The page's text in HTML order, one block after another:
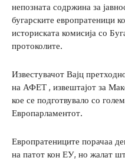
непозната содржина за
бугарските европратеници
историската комисија со
протоколите.
Известувачот Вајц
на АФЕТ , извештајот за
кое се подготвувало со
Европарламентот.
Европратениците порачаа
на патот кон ЕУ, но жалат